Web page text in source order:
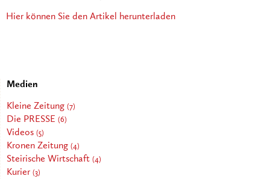
Hier können Sie den Artikel herunterladen
Medien
Kleine Zeitung (7)
Die PRESSE (6)
Videos (5)
Kronen Zeitung (4)
Steirische Wirtschaft (4)
Kurier (3)